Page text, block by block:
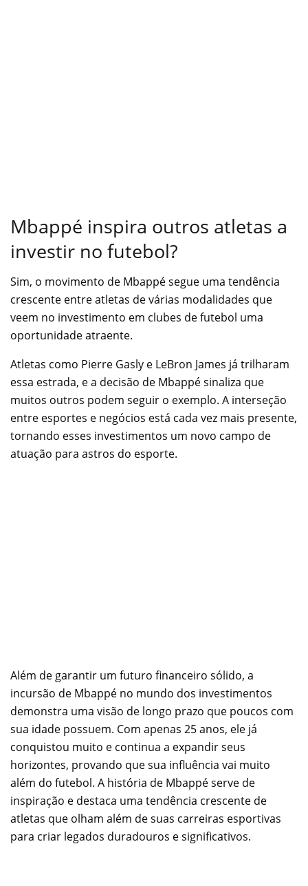
Mbappé inspira outros atletas a
investir no futebol?
Sim, o movimento de Mbappé segue uma tendência
crescente entre atletas de várias modalidades que
veem no investimento em clubes de futebol uma
oportunidade atraente.
Atletas como Pierre Gasly e LeBron James já trilharam
essa estrada, e a decisão de Mbappé sinaliza que
muitos outros podem seguir o exemplo. A interseção
entre esportes e negócios está cada vez mais presente,
tornando esses investimentos um novo campo de
atuação para astros do esporte.
Além de garantir um futuro financeiro sólido, a
incursão de Mbappé no mundo dos investimentos
demonstra uma visão de longo prazo que poucos com
sua idade possuem. Com apenas 25 anos, ele já
conquistou muito e continua a expandir seus
horizontes, provando que sua influência vai muito
além do futebol. A história de Mbappé serve de
inspiração e destaca uma tendência crescente de
atletas que olham além de suas carreiras esportivas
para criar legados duradouros e significativos.